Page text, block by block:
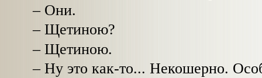
–Они.
–Щетиною?
–Щетиною.
–Ну это как-то... Некошерно.